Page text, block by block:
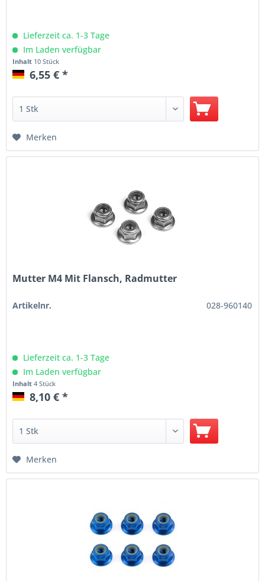
Lieferzeit ca. 1-3 Tage
Im Laden verfügbar
Inhalt 10 Stück
6,55 € *
Merken
Mutter M4 Mit Flansch, Radmutter
Artikelnr. 028-960140
Lieferzeit ca. 1-3 Tage
Im Laden verfügbar
Inhalt4 Stück
8,10 € *
Merken